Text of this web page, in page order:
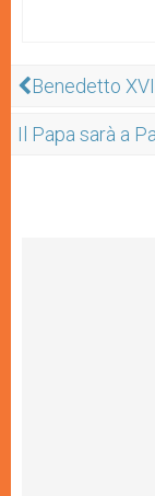
Benedetto
Il Papa sarà a